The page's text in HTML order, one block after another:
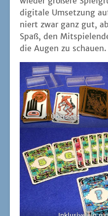
Inklu­si­ve ein
Coyo­te| Spart­a­co
Minu­ten | 3 bis 6
Spicyvon
erschienen bei
Games